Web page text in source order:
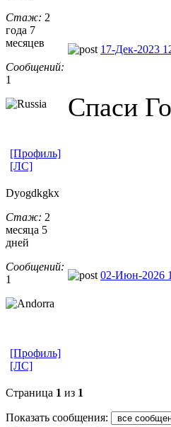
Стаж: 2
года 7
месяцев
Сообщений:
1
17-Дек-2023
Спаси
[Профиль]
[ЛС]
Dyogdkgkx
Стаж: 2
месяца 5
дней
Сообщений:
1
02-Июн-2026
[Профиль]
[ЛС]
Страница 1 из 1
Показать сообщения: